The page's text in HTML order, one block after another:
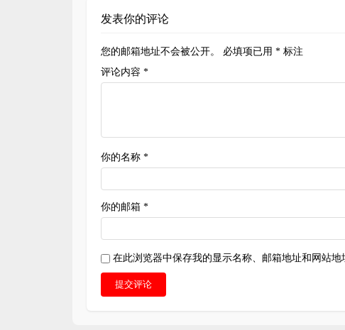
发表你的评论
您的邮箱地址不会被公开。 必填项已用 * 标注
评论内容 *
你的名称 *
你的邮箱 *
在此浏览器中保存我的显示名称、邮箱地址和网站地
提交评论